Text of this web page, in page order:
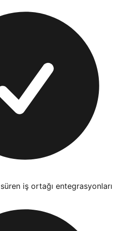
iş ortağı entegrasyonları